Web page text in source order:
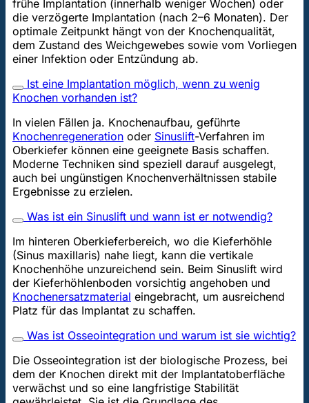
frühe Implantation (innerhalb weniger Wochen) oder
die verzögerte Implantation (nach 2–6 Monaten). Der
optimale Zeitpunkt hängt von der Knochenqualität,
dem Zustand des Weichgewebes sowie vom Vorliegen
einer Infektion oder Entzündung ab.
Ist eine Implantation möglich, wenn zu wenig
Knochen vorhanden ist?
In vielen Fällen ja. Knochenaufbau, geführte
Knochenregeneration oder Sinuslift-Verfahren im
Oberkiefer können eine geeignete Basis schaffen.
Moderne Techniken sind speziell darauf ausgelegt,
auch bei ungünstigen Knochenverhältnissen stabile
Ergebnisse zu erzielen.
Was ist ein Sinuslift und wann ist er notwendig?
Im hinteren Oberkieferbereich, wo die Kieferhöhle
(Sinus maxillaris) nahe liegt, kann die vertikale
Knochenhöhe unzureichend sein. Beim Sinuslift wird
der Kieferhöhlenboden vorsichtig angehoben und
Knochenersatzmaterial eingebracht, um ausreichend
Platz für das Implantat zu schaffen.
Was ist Osseointegration und warum ist sie wichtig?
Die Osseointegration ist der biologische Prozess, bei
dem der Knochen direkt mit der Implantatoberfläche
verwächst und so eine langfristige Stabilität